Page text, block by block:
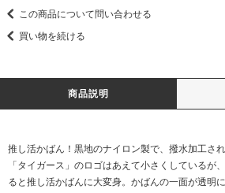
この商品について問い合わせる
買い物を続ける
商品説明
推し活かばん！黒地のナイロン製で、撥水加工され
「タイガース」のロゴはあえて小さくしているが
ると推し活かばんに大変身。かばんの一面が透明